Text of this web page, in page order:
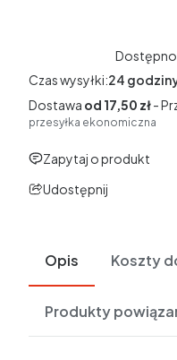
Czas wysyłki:24
Dostawa od 17,50 zł-
przesyłka ekonomiczna
Zapytaj o produkt
Udostępnij
Opis Koszty
Produkty